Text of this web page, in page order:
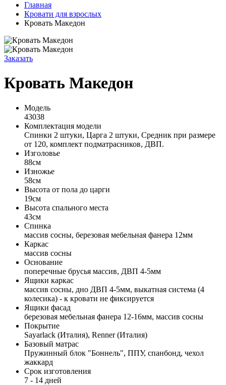
Главная
Кровати для взрослых
Кровать Македон
Заказать
Кровать Македон
Модель
43038
Комплектация модели
Спинки 2 штуки, Царга 2 штуки, Средник при размере
от 120, комплект подматрасников, ДВП.
Изголовье
88см
Изножье
58см
Высота от пола до царги
19см
Высота спального места
43см
Спинка
массив сосны, березовая мебельная фанера 12мм
Каркас
массив сосны
Основание
поперечные брусья массив, ДВП 4-5мм
Ящики каркас
массив сосны, дно ДВП 4-5мм, выкатная система (4
колесика) - к кровати не фиксируется
Ящики фасад
березовая мебельная фанера 12-16мм, массив сосны
Покрытие
Sayarlack (Италия), Renner (Италия)
Базовый матрас
Пружинный блок "Боннель", ППУ, спанбонд, чехол
жаккард
Срок изготовления
7 - 14 дней